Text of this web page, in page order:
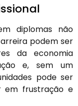
diplomas não
podem ser
da economia
e, sem um
pode ser
em frustração e